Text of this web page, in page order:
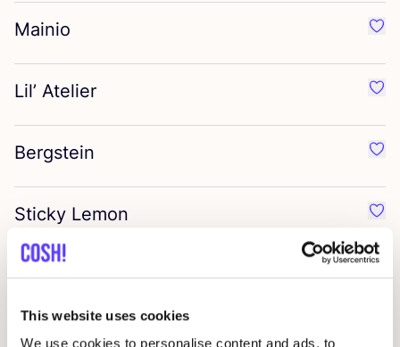
This website uses cookies
We use cookies to personalise content and ads, to
Mainio
Lil’ Atelier
Bergstein
Sticky Lemon
Phil&Phae
Salt-Water Sandals